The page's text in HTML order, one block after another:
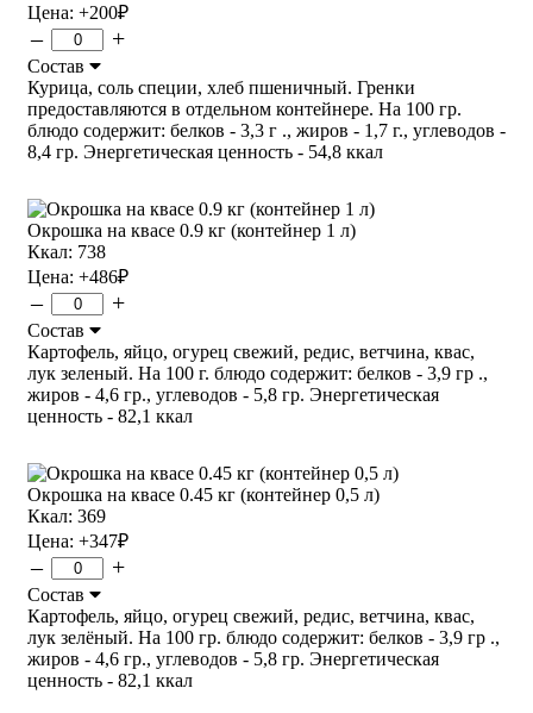
Цена: +200₽
– +
Состав
Курица, соль специи, хлеб пшеничный. Гренки
предоставляются в отдельном контейнере. На 100 гр.
блюдо содержит: белков - 3,3 г ., жиров - 1,7 г., углеводов -
8,4 гр. Энергетическая ценность - 54,8 ккал
Окрошка на квасе 0.9 кг (контейнер 1 л)
Ккал: 738
Цена: +486₽
– +
Состав
Картофель, яйцо, огурец свежий, редис, ветчина, квас,
лук зеленый. На 100 г. блюдо содержит: белков - 3,9 гр .,
жиров - 4,6 гр., углеводов - 5,8 гр. Энергетическая
ценность - 82,1 ккал
Окрошка на квасе 0.45 кг (контейнер 0,5 л)
Ккал: 369
Цена: +347₽
– +
Состав
Картофель, яйцо, огурец свежий, редис, ветчина, квас,
лук зелёный. На 100 гр. блюдо содержит: белков - 3,9 гр .,
жиров - 4,6 гр., углеводов - 5,8 гр. Энергетическая
ценность - 82,1 ккал